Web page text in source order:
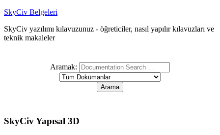
SkyCiv Belgeleri
SkyCiv yazılımı kılavuzunuz - öğreticiler, nasıl yapılır kılavuzları ve
teknik makaleler
Aramak:
SkyCiv Yapısal 3D